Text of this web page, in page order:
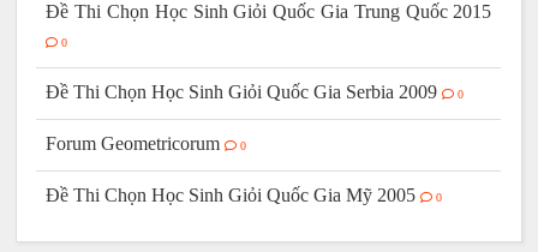
Đề Thi Chọn Học Sinh Giỏi Quốc Gia Trung Quốc 2015
0
Đề Thi Chọn Học Sinh Giỏi Quốc Gia Serbia 2009 0
Forum Geometricorum 0
Đề Thi Chọn Học Sinh Giỏi Quốc Gia Mỹ 2005 0